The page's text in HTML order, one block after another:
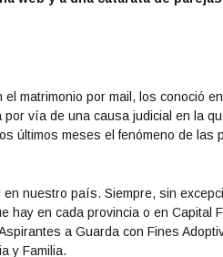
matrimonio por mail, los conoció
vía de una causa judicial en la
últimos meses el fenómeno de las
en nuestro país. Siempre, sin
hay en cada provincia o en Capital
a Guarda con Fines
y Familia.